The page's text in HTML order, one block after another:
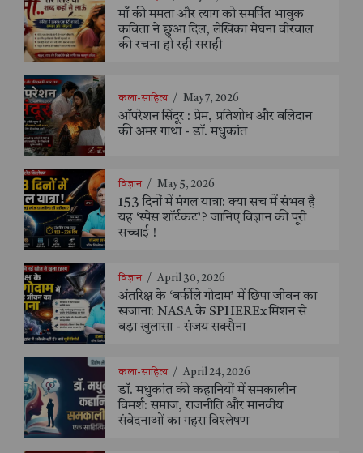
माँ की ममता और त्याग को समर्पित भावुक
कविता ने छुआ दिल, लेखिका मेघना वीरवाल
की रचना हो रही सराही
कला-साहित्य / May 7, 2026
ऑपरेशन सिंदूर : प्रेम, प्रतिशोध और बलिदान
की अमर गाथा - डॉ. मधुकांत
विज्ञान / May 5, 2026
153 दिनों में मंगल यात्रा: क्या सच में संभव है
यह ‘स्पेस शॉर्टकट’? जानिए विज्ञान की पूरी
सच्चाई !
विज्ञान / April 30, 2026
अंतरिक्ष के ‘बर्फीले गोदाम’ में छिपा जीवन का
खजाना: NASA के SPHEREx मिशन से
बड़ा खुलासा - संजय सक्सैना
कला-साहित्य / April 24, 2026
डॉ. मधुकांत की कहानियों में समकालीन
विमर्श: समाज, राजनीति और मानवीय
संवेदनाओं का गहरा विश्लेषण